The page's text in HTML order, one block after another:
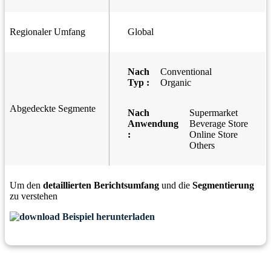
Regionaler Umfang Global
Abgedeckte Segmente
Nach
Typ :
Conventional
Organic
Nach
Anwendung
:
Supermarket
Beverage Store
Online Store
Others
Um den detaillierten Berichtsumfang und die Segmentierung
zu verstehen
Beispiel herunterladen